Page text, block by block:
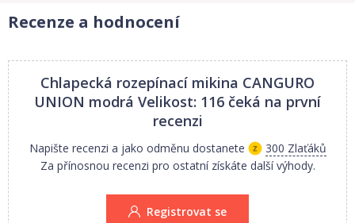
Recenze a hodnocení
Chlapecká rozepínací mikina CANGURO
UNION modrá Velikost: 116 čeká na první
recenzi
Napište recenzi a jako odměnu dostanete
300 Zlaťáků
Za přínosnou recenzi pro ostatní získáte další výhody.
Registrovat se